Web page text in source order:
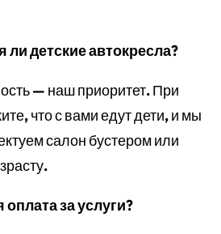
детские автокресла?
— наш приоритет. При
что с вами едут дети, и мы
салон бустером или
за услуги?